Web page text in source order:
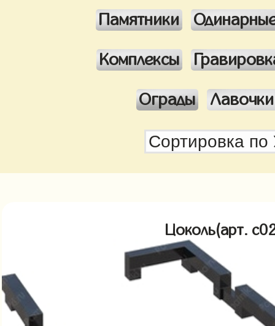
Памятники
Комплексы
Ограды
Цоколь(арт.